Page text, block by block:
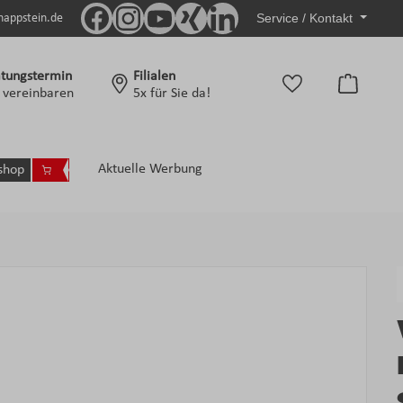
Service / Kontakt
vereinbaren
Filialen
5x für Sie da!
Aktuelle Werbung